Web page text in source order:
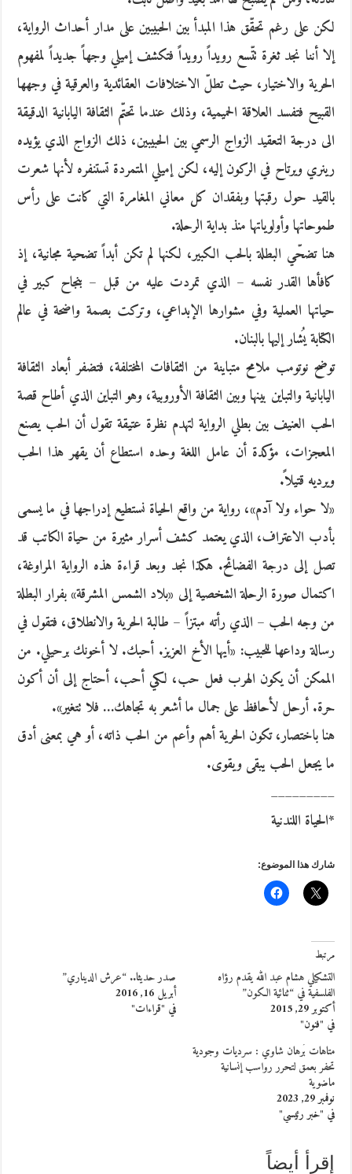
لكن على رغم تحقّق هذا المبدأ بين الحبيبين على مدار أحداث الرواية،
إلا أننا نجد ثغرة تتّسع رويداً رويداً فتكشف إميلي وجهاً جديداً لمفهوم
الحرية والاختيار، حيث تطلّ الاختلافات العقائدية والعرقية في وجهها
القبيح فتفسد العلاقة الحميمية، وذلك عندما تحتّم الثقافة اليابانية الدقيقة
الى درجة التعقيد الزواج الرسمي بين الحبيبين، ذلك الزواج الذي يؤيده
رينري ويرتاح في الركون إليه، لكن إميلي المتمردة تستنفره لأنها شعرت
بالقيد حول رقبتها وبفقدان كل معاني المغامرة التي كانت على رأس
طموحاتها وأولوياتها منذ بداية الرحلة.
هنا تضحّي البطلة بالحب الكبير، لكنها لم تكن أبداً تضحية مجانية، إذ
كافأها القدر نفسه – الذي تمردت عليه من قبل – بنجاح كبير في
حياتها العملية وفي مشوارها الإبداعي، وتركت بصمة واضحة في عالم
الكتابة يُشار إليها بالبنان.
توضح نوتومب ملامح متباينة من الثقافات المختلفة، فتضفر أبعاد الثقافة
اليابانية والتباين بينها وبين الثقافة الأوروبية، وهو التباين الذي أطاح قصة
الحب العنيف بين بطلي الرواية لتهدم نظرة عتيقة تقول أن الحب يصنع
المعجزات، مؤكدة أن عامل اللغة وحده استطاع أن يقهر هذا الحب
ويرديه قتيلاً.
«لا حواء ولا آدم»، رواية من واقع الحياة نستطيع إدراجها في ما يسمى
بأدب الاعتراف، الذي يعتمد كشف أسرار مثيرة من حياة الكاتب قد
تصل إلى درجة الفضائح. هكذا نجد وبعد قراءة هذه الرواية المراوغة،
اكتمال صورة الرحلة الشخصية إلى «بلاد الشمس المشرقة» بفرار البطلة
من وجه الحب – الذي رأته مبتزاً – طالبة الحرية والانطلاق، فتقول في
رسالة وداعها للحبيب: «أيها الأخ العزيز. أحبك. لا أخونك برحيلي. من
الممكن أن يكون الهرب فعل حب، لكي أحب، أحتاج إلى أن أكون
حرة. أرحل لأحافظ على جمال ما أشعر به تجاهك… فلا تتغير».
هنا باختصار، تكون الحرية أهم وأعم من الحب ذاته، أو هي بمعنى أدق
ما يجعل الحب يبقى ويقوى.
_________
*الحياة اللندنية
شارك هذا الموضوع:
مرتبط
التشكيلي هشام عبد الله يقدم رؤاه
الفلسفية في “ثنائية الكون”
أكتوبر 29, 2015
في "فنون"
صدر حديثا.. “عرش الديناري”
أبريل 16, 2016
في "قراءات"
متاهات بُرهان شاوي : سرديات وجودية
تحفر بعمق لتحرر رواسب إنسانية
ماضوية
نوفمبر 29, 2023
في "خبر رئيسي"
إقرأ أيضاً